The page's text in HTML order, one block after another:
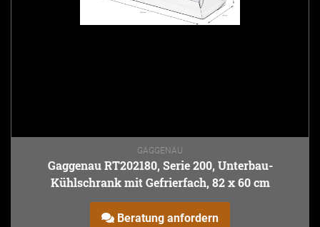
GAGGENAU
Gaggenau RT202180, Serie 200, Unterbau-
Kühlschrank mit Gefrierfach, 82 x 60 cm
Beratung anfordern